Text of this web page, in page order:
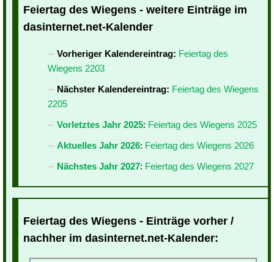
Feiertag des Wiegens - weitere Einträge im
dasinternet.net-Kalender
Vorheriger Kalendereintrag: Feiertag des
Wiegens 2203
Nächster Kalendereintrag: Feiertag des Wiegens
2205
Vorletztes Jahr 2025: Feiertag des Wiegens 2025
Aktuelles Jahr 2026: Feiertag des Wiegens 2026
Nächstes Jahr 2027: Feiertag des Wiegens 2027
Feiertag des Wiegens - Einträge vorher /
nachher im dasinternet.net-Kalender: